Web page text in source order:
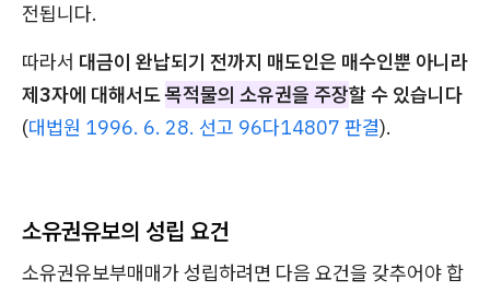
전됩니다.
따라서 대금이 완납되기 전까지 매도인은 매수인뿐 아니라
제3자에 대해서도목적물의 소유권을 주장할 수 있습니다
(대법원 1996. 6. 28. 선고 96다14807 판결).
소유권유보의 성립 요건
소유권유보부매매가 성립하려면 다음 요건을 갖추어야 합